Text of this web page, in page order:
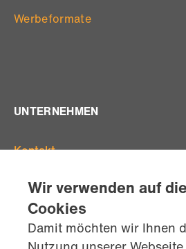
Werbeformate
UNTERNEHMEN
Kontakt
Standorte
Team
AGB's
Wir verwenden auf
Cookies
Damit möchten wir Ihnen